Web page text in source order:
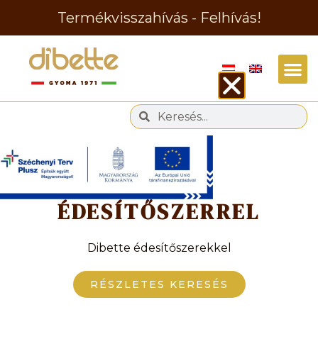
Termékvisszahívás - Felhívás!
Címke
ÉDESÍTŐSZERREL
Dibette édesítőszerekkel
RÉSZLETES KERESÉS